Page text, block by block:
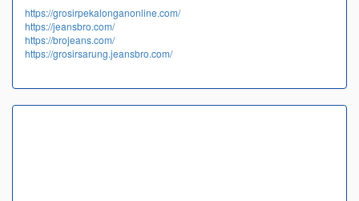
https://grosirpekalonganonline.com/
https://jeansbro.com/
https://brojeans.com/
https://grosirsarung.jeansbro.com/